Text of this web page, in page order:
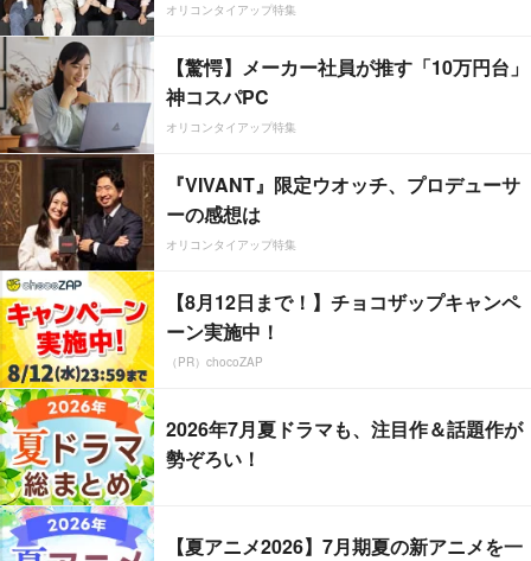
オリコンタイアップ特集
【驚愕】メーカー社員が推す「10万円台」
神コスパPC
オリコンタイアップ特集
『VIVANT』限定ウオッチ、プロデューサ
ーの感想は
オリコンタイアップ特集
【8月12日まで！】チョコザップキャンペ
ーン実施中！
（PR）chocoZAP
2026年7月夏ドラマも、注目作＆話題作が
勢ぞろい！
【夏アニメ2026】7月期夏の新アニメを一